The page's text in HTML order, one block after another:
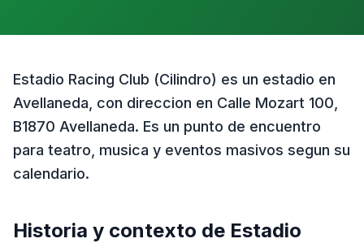
Estadio Racing Club (Cilindro) es un estadio en
Avellaneda, con direccion en Calle Mozart 100,
B1870 Avellaneda. Es un punto de encuentro
para teatro, musica y eventos masivos segun su
calendario.
Historia y contexto de Estadio